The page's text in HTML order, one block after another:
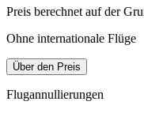
Preis berechnet auf der
Ohne internationale Flüge
Über den Preis
Flugannullierungen